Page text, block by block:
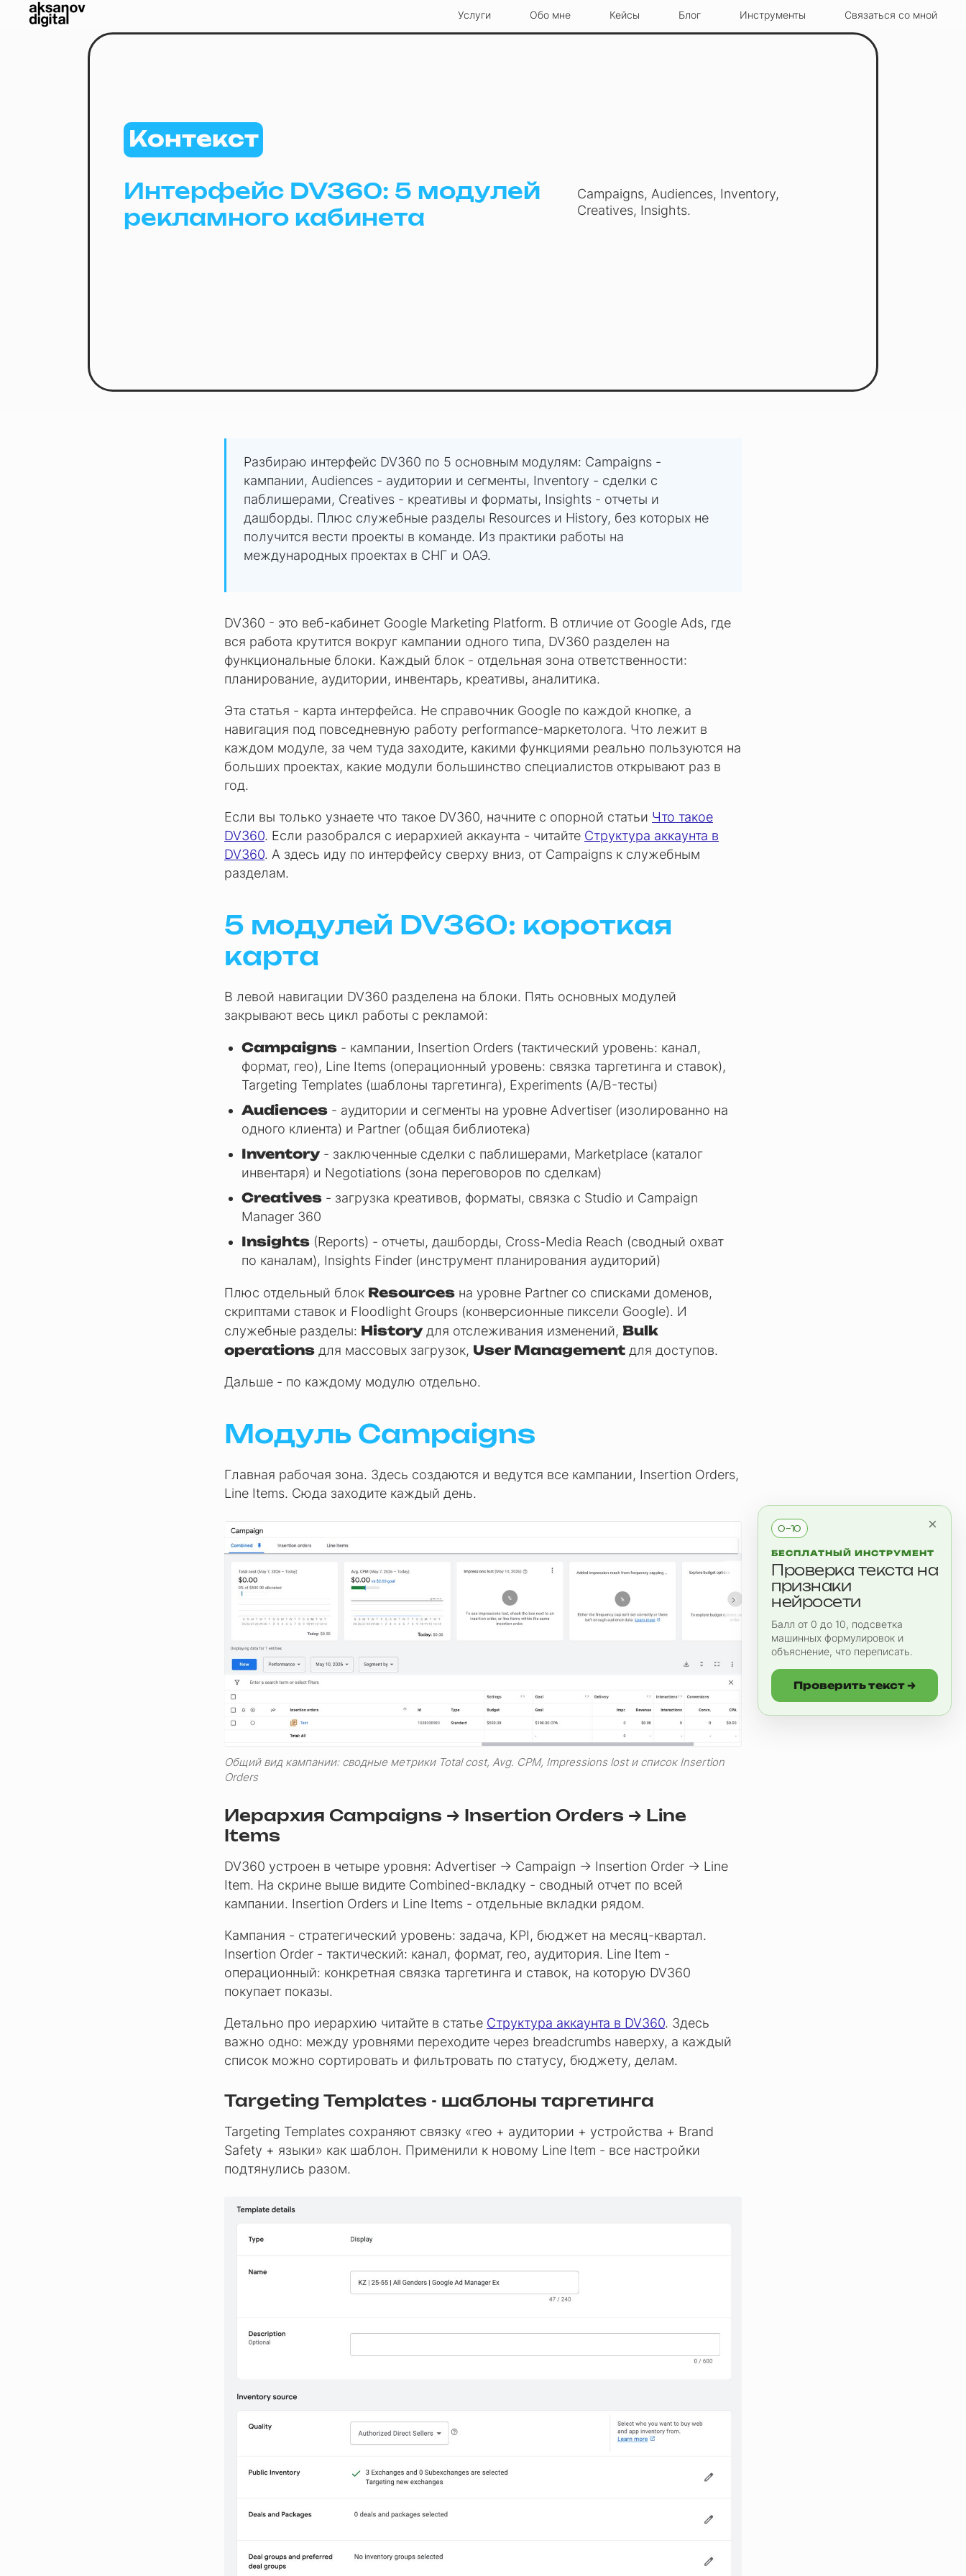
Услуги Обо мне Кейсы Блог Инструменты Связаться со мной
Интерфейс DV360: 5 модулей
рекламного кабинета
Campaigns, Audiences, Inventory,
Creatives, Insights.
Контекст
Разбираю интерфейс DV360 по 5 основным модулям: Campaigns -
кампании, Audiences - аудитории и сегменты, Inventory - сделки с
паблишерами, Creatives - креативы и форматы, Insights - отчеты и
дашборды. Плюс служебные разделы Resources и History, без которых не
получится вести проекты в команде. Из практики работы на
международных проектах в СНГ и ОАЭ.
DV360 - это веб-кабинет Google Marketing Platform. В отличие от Google Ads, где
вся работа крутится вокруг кампании одного типа, DV360 разделен на
функциональные блоки. Каждый блок - отдельная зона ответственности:
планирование, аудитории, инвентарь, креативы, аналитика.
Эта статья - карта интерфейса. Не справочник Google по каждой кнопке, а
навигация под повседневную работу performance-маркетолога. Что лежит в
каждом модуле, за чем туда заходите, какими функциями реально пользуются на
больших проектах, какие модули большинство специалистов открывают раз в
год.
Если вы только узнаете что такое DV360, начните с опорной статьи Что такое
DV360. Если разобрался с иерархией аккаунта - читайте Структура аккаунта в
DV360. А здесь иду по интерфейсу сверху вниз, от Campaigns к служебным
разделам.
5 модулей DV360: короткая
карта
В левой навигации DV360 разделена на блоки. Пять основных модулей
закрывают весь цикл работы с рекламой:
Campaigns - кампании, Insertion Orders (тактический уровень: канал,
формат, гео), Line Items (операционный уровень: связка таргетинга и ставок),
Targeting Templates (шаблоны таргетинга), Experiments (A/B-тесты)
Audiences - аудитории и сегменты на уровне Advertiser (изолированно на
одного клиента) и Partner (общая библиотека)
Inventory - заключенные сделки с паблишерами, Marketplace (каталог
инвентаря) и Negotiations (зона переговоров по сделкам)
Creatives - загрузка креативов, форматы, связка с Studio и Campaign
Manager 360
Insights (Reports) - отчеты, дашборды, Cross-Media Reach (сводный охват
по каналам), Insights Finder (инструмент планирования аудиторий)
Плюс отдельный блок Resources на уровне Partner со списками доменов,
скриптами ставок и Floodlight Groups (конверсионные пиксели Google). И
служебные разделы: History для отслеживания изменений, Bulk
operations для массовых загрузок, User Management для доступов.
Дальше - по каждому модулю отдельно.
Модуль Campaigns
Главная рабочая зона. Здесь создаются и ведутся все кампании, Insertion Orders,
Line Items. Сюда заходите каждый день.
Общий вид кампании: сводные метрики Total cost, Avg. CPM, Impressions lost и список Insertion
Orders
Иерархия Campaigns → Insertion Orders → Line
Items
DV360 устроен в четыре уровня: Advertiser → Campaign → Insertion Order → Line
Item. На скрине выше видите Combined-вкладку - сводный отчет по всей
кампании. Insertion Orders и Line Items - отдельные вкладки рядом.
Кампания - стратегический уровень: задача, KPI, бюджет на месяц-квартал.
Insertion Order - тактический: канал, формат, гео, аудитория. Line Item -
операционный: конкретная связка таргетинга и ставок, на которую DV360
покупает показы.
Детально про иерархию читайте в статье Структура аккаунта в DV360. Здесь
важно одно: между уровнями переходите через breadcrumbs наверху, а каждый
список можно сортировать и фильтровать по статусу, бюджету, делам.
Targeting Templates - шаблоны таргетинга
Targeting Templates сохраняют связку «гео + аудитории + устройства + Brand
Safety + языки» как шаблон. Применили к новому Line Item - все настройки
подтянулись разом.
×
0–10
БЕСПЛАТНЫЙ ИНСТРУМЕНТ
Проверка текста на
признаки
нейросети
Балл от 0 до 10, подсветка
машинных формулировок и
объяснение, что переписать.
Проверить текст →